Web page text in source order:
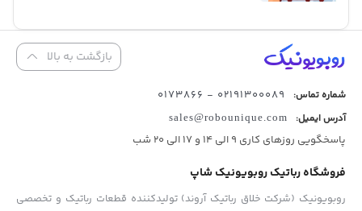
بازگشت به بالا
شماره تماس: 02191300089 - 0173866
آدرس ایمیل: sales@robounique.com
پاسخگویی روزهای کاری 9 الی 14 و 17 الی 20 شب
فروشگاه رباتیک روبویونیک شاپ
روبویونیک (شرکت خلاق رباتیک آروند) تولیدکننده قطعات رباتیک و تخصصی